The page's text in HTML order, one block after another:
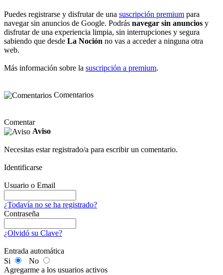
Puedes registrarse y disfrutar de una suscripción premium para
navegar sin anuncios de Google. Podrás navegar sin anuncios y
disfrutar de una experiencia limpia, sin interrupciones y segura
sabiendo que desde La Noción no vas a acceder a ninguna otra
web.
Más información sobre la suscripción a premium.
Comentarios
Comentar
Aviso
Necesitas estar registrado/a para escribir un comentario.
Identificarse
Usuario o Email
¿Todavía no se ha registrado?
Contraseña
¿Olvidó su Clave?
Entrada automática
Si
No
Agregarme a los usuarios activos